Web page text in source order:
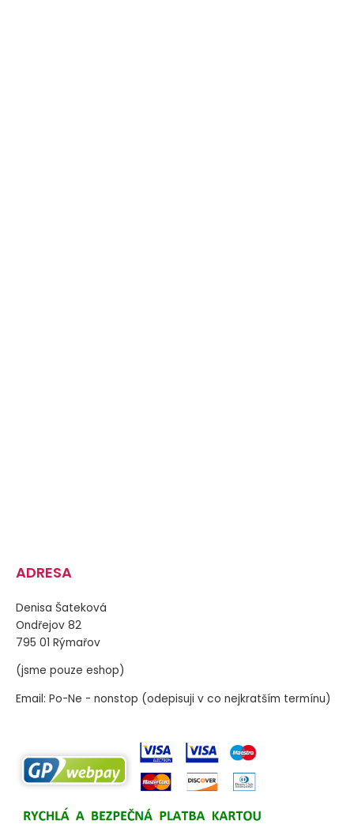
ADRESA
Denisa Šateková
Ondřejov 82
795 01 Rýmařov
(jsme pouze eshop)
Email: Po-Ne - nonstop (odepisuji v co nejkratším termínu)